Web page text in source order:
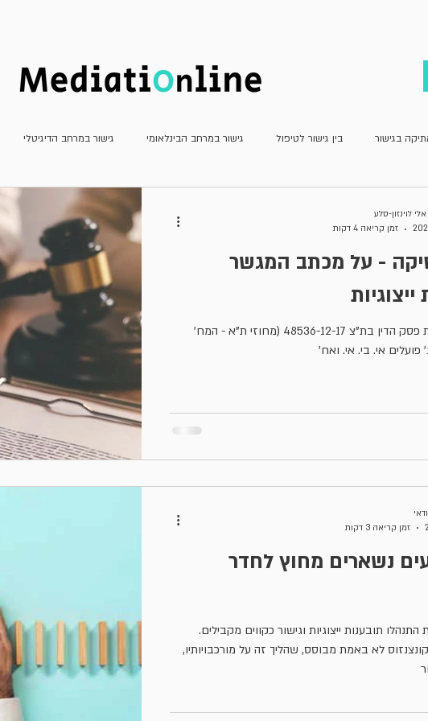
בגישור בין גישור לטיפול גישור במרחב הבינלאומי גישור במרחב הדיגיטלי
דוחות חשיבה יצירתית
מן האקדמיה עדכוני פסיקה ריאיונות משפט שיתופי וטיפולי גישור למתחילים
- על מכתב המגשר
הרהורים בעקבות פסק הדין בת"צ 48536-12-17 (מחוזי ת"א - המח'
פועלים אי. בי. אי. ואח'
לוינזון-סלע
זמן קריאה 4 דקות
נשארים מחוץ לחדר
תובענות ייצוגיות וגישור כקווים מקבילים.
לא באמת מבוסס, שהליך זה על מורכבויותיו,
זמן קריאה 3 דקות